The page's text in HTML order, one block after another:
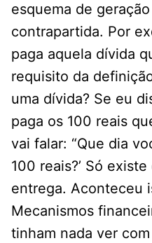
esquema de
contrapartida. Por
paga aquela dívida
requisito da
uma dívida? Se eu
paga os 100 reais
vai falar: “Que dia
100 reais?’ Só
entrega. Aconteceu
Mecanismos
tinham nada ver